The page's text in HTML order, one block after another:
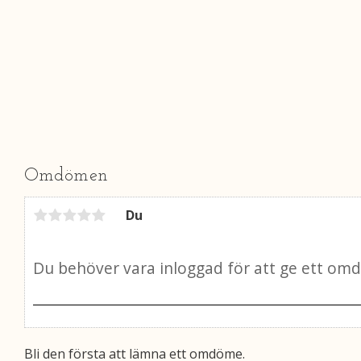
Omdömen
Du
Bli den första att lämna ett omdöme.